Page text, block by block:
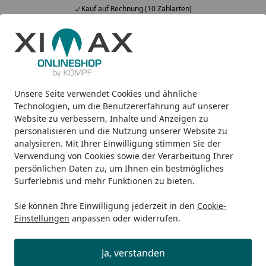
Unsere Seite verwendet Cookies und ähnliche
Technologien, um die Benutzererfahrung auf unserer
Website zu verbessern, Inhalte und Anzeigen zu
personalisieren und die Nutzung unserer Website zu
analysieren. Mit Ihrer Einwilligung stimmen Sie der
Verwendung von Cookies sowie der Verarbeitung Ihrer
persönlichen Daten zu, um Ihnen ein bestmögliches
Surferlebnis und mehr Funktionen zu bieten.
Sie können Ihre Einwilligung jederzeit in den Cookie-
Einstellungen anpassen oder widerrufen.
Ja, verstanden
Kauf auf Rechnung (10 Zahlarten)
Alle Produkte
Mein Konto
Suchen
Startseite
Design-Heizkörper Badheizkörper Ximax Badheizkörper
Ximax Badheizkörper C2